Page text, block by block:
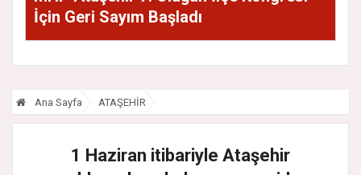
İçin Geri Sayım Başladı
Ana Sayfa ATAŞEHİR
1 Haziran itibariyle Ataşehir